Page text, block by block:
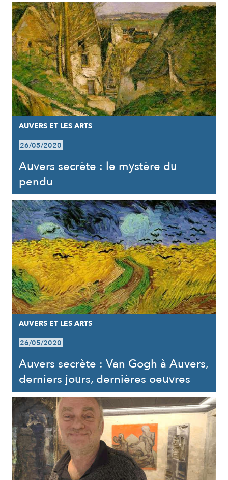
AUVERS ET LES ARTS
26/05/2020
Auvers secrète : le mystère du
pendu
AUVERS ET LES ARTS
26/05/2020
Auvers secrète : Van Gogh à Auvers,
derniers jours, dernières oeuvres